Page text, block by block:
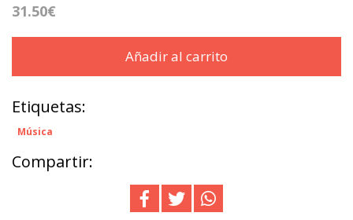
31.50€
Añadir al carrito
Etiquetas:
Música
Compartir: